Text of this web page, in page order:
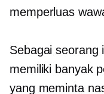
memperluas
Sebagai seorang
memiliki banyak
yang meminta